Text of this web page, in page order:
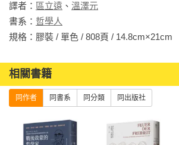
《黑暗年代的女哲學家》
她們在最黑暗的時期，為自由而戰，以哲學
靈魂找尋救贖，並照亮整個世紀。
▌漢娜‧鄂蘭：「想法並不危險，危險的是
生而為人，不該放棄思考的權利、不該隨
譯者： 區立遠 、 溫澤元
書系： 哲學人
規格：膠裝 / 單色 / 808頁 /
相關書籍
同作者 同書系 同分類 同出版社